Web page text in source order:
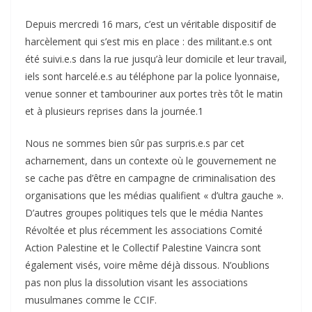
Depuis mercredi 16 mars, c’est un véritable dispositif de
harcèlement qui s’est mis en place : des militant.e.s ont
été suivi.e.s dans la rue jusqu’à leur domicile et leur travail,
iels sont harcelé.e.s au téléphone par la police lyonnaise,
venue sonner et tambouriner aux portes très tôt le matin
et à plusieurs reprises dans la journée.1
Nous ne sommes bien sûr pas surpris.e.s par cet
acharnement, dans un contexte où le gouvernement ne
se cache pas d’être en campagne de criminalisation des
organisations que les médias qualifient « d’ultra gauche ».
D’autres groupes politiques tels que le média Nantes
Révoltée et plus récemment les associations Comité
Action Palestine et le Collectif Palestine Vaincra sont
également visés, voire même déjà dissous. N’oublions
pas non plus la dissolution visant les associations
musulmanes comme le CCIF.